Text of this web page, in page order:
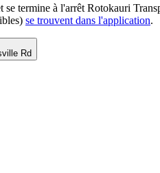
termine à l'arrêt Rotokauri
se trouvent dans l'application.
Rd